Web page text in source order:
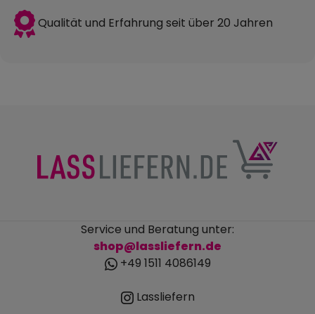
Qualität und Erfahrung seit über 20 Jahren
Service und Beratung unter:
shop@lassliefern.de
+49 1511 4086149
Lassliefern